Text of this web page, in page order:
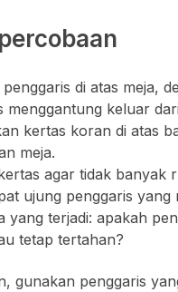
di atas meja,
menggantung keluar
kertas koran di atas
meja.
agar tidak banyak
ujung penggaris yang
yang terjadi: apakah
tetap tertahan?
gunakan penggaris